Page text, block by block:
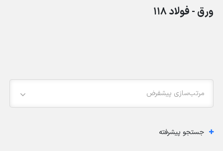
ورق - فولاد 118
مرتب‌سازی پیشفرض
جستجو پیشرفته